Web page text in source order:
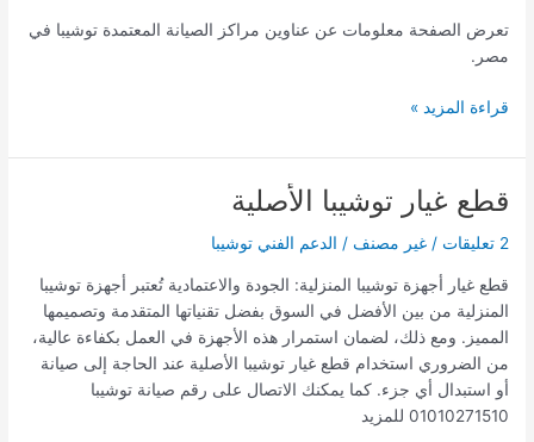
تعرض الصفحة معلومات عن عناوين مراكز الصيانة المعتمدة توشيبا في
مصر.
توشيبا
في
قراءة المزيد »
قطع غيار توشيبا الأصلية
2 تعليقات /غير مصنف / الدعم الفني توشيبا
قطع غيار أجهزة توشيبا المنزلية: الجودة والاعتمادية تُعتبر أجهزة توشيبا
المنزلية من بين الأفضل في السوق بفضل تقنياتها المتقدمة وتصميمها
المميز. ومع ذلك، لضمان استمرار هذه الأجهزة في العمل بكفاءة عالية،
من الضروري استخدام قطع غيار توشيبا الأصلية عند الحاجة إلى صيانة
أو استبدال أي جزء. كما يمكنك الاتصال على رقم صيانة توشيبا
01010271510 للمزيد
قطع
توشيبا
الأصلية